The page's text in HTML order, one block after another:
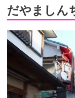
だやましん